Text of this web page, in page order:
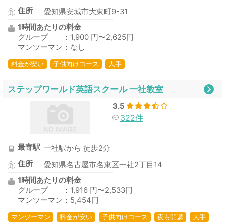
住所
愛知県安城市大東町9-31
1時間あたりの料金
グループ ：1,900 円〜2,625円
マンツーマン：なし
料金が安い 子供向けコース 大手
ステップワールド英語スクール 一社教室
3.5
322件
最寄駅 一社駅から 徒歩2分
住所
愛知県名古屋市名東区一社2丁目14
1時間あたりの料金
グループ ：1,916 円〜2,533円
マンツーマン：5,454円
マンツーマン 料金が安い 子供向けコース 夜も開講
大手